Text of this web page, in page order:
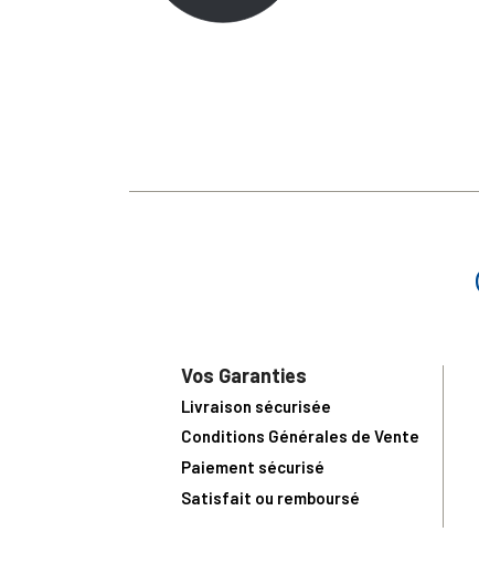
Vos Garanties
Livraison sécurisée
Conditions Générales de Vente
Paiement sécurisé
Satisfait ou remboursé